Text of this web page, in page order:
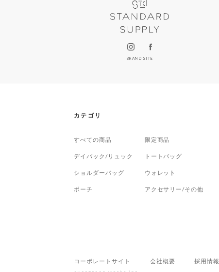
BRAND SITE
カテゴリ
すべての商品 限定商品
デイパック/リュック トートバッグ
ショルダーバッグ ウォレット
ポーチ アクセサリー/その他
コーポレートサイト 会社概要 採用情報